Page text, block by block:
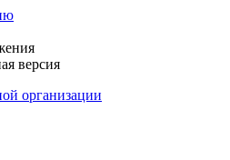
версия
организации